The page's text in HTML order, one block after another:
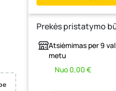
Prekės pristatymo
Atsiėmimas per 9
metu
Nuo 0,00 €